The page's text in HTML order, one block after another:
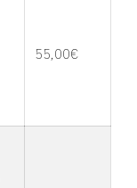
55,00€